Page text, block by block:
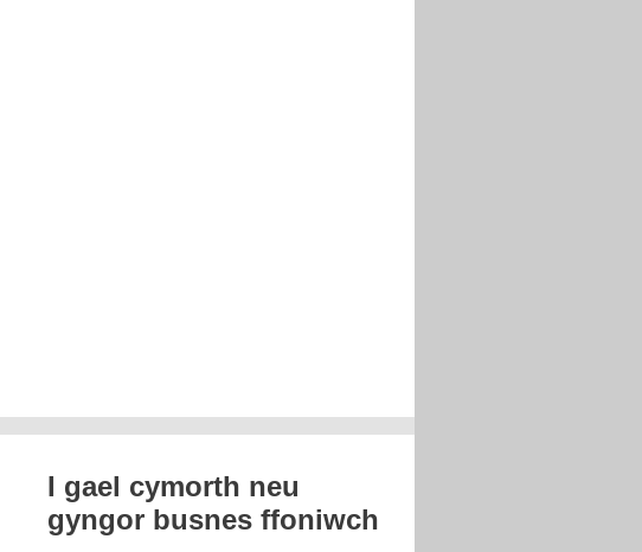
I gael cymorth neu
gyngor busnes ffoniwch